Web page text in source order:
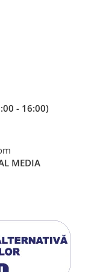
petrecerea
- 16:00)
MEDIA